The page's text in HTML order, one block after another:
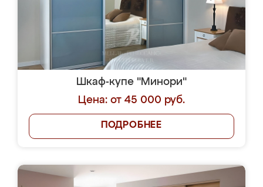
Шкаф-купе "Минори"
Цена: от 45 000 руб.
ПОДРОБНЕЕ